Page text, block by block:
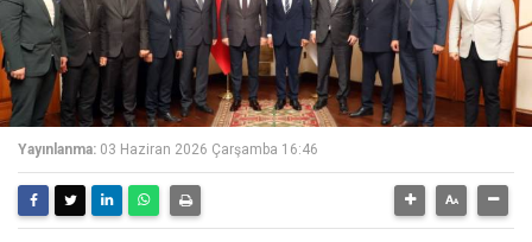
Yayınlanma: 03 Haziran 2026 Çarşamba 16:46